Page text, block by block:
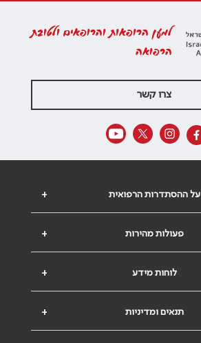
למען הרופאות והרופאים ולטובת
הרפואה
צרו קשר
+ על ההסתדרות הרפואית
+ פעולות מהירות
+ לוחות מידע
+ תנאים ומדיניות